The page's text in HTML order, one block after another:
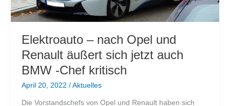
Elektroauto – nach Opel und
Renault äußert sich jetzt auch
BMW -Chef kritisch
April 20, 2022 / Aktuelles
Die Vorstandschefs von Opel und Renault haben sich